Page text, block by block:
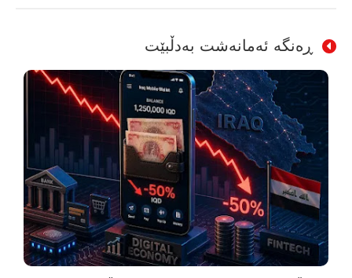
ڕەنگە ئەمانەشت بەدڵبێت